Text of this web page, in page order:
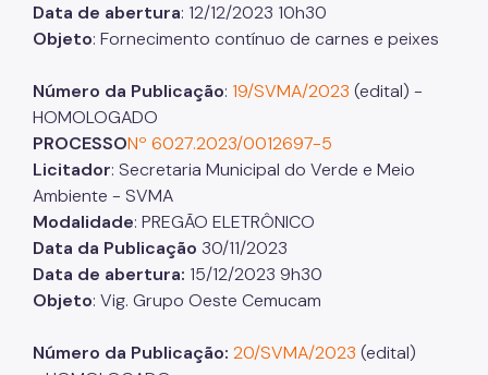
Data de abertura: 12/12/2023 10h30
Objeto: Fornecimento contínuo de carnes e peixes
Número da Publicação: 19/SVMA/2023 (edital) -
HOMOLOGADO
PROCESSONº 6027.2023/0012697-5
Licitador: Secretaria Municipal do Verde e Meio
Ambiente - SVMA
Modalidade: PREGÃO ELETRÔNICO
Data da Publicação 30/11/2023
Data de abertura: 15/12/2023 9h30
Objeto: Vig. Grupo Oeste Cemucam
Número da Publicação: 20/SVMA/2023 (edital)